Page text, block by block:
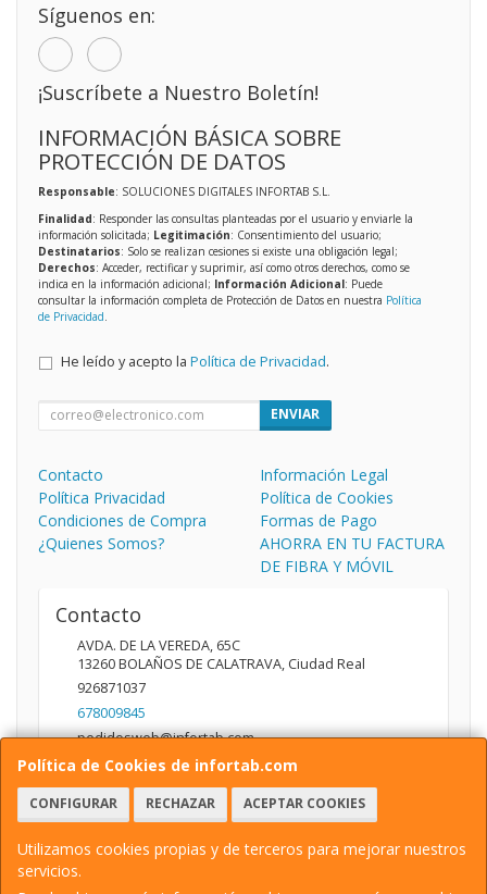
Política de Cookies de infortab.com
CONFIGURAR RECHAZAR ACEPTAR COOKIES
Utilizamos cookies propias y de terceros para mejorar nuestros
servicios.
Síguenos en:
¡Suscríbete a Nuestro Boletín!
INFORMACIÓN BÁSICA SOBRE
PROTECCIÓN DE DATOS
Responsable: SOLUCIONES DIGITALES INFORTAB S.L.
Finalidad: Responder las consultas planteadas por el usuario y enviarle la
información solicitada; Legitimación: Consentimiento del usuario;
Destinatarios: Solo se realizan cesiones si existe una obligación legal;
Derechos: Acceder, rectificar y suprimir, así como otros derechos, como se
indica en la información adicional; Información Adicional: Puede
consultar la información completa de Protección de Datos en nuestra Política
de Privacidad
He leído y acepto la Política de Privacidad.
ENVIAR
Contacto
Información Legal
Política Privacidad
Política de Cookies
Condiciones de Compra
Formas de Pago
¿Quienes Somos?
AHORRA EN TU FACTURA
DE FIBRA Y MÓVIL
Contacto
AVDA. DE LA VEREDA, 65C
13260BOLAÑOS DE CALATRAVA, Ciudad Real
926871037
678009845
pedidosweb@infortab.com
Horario
10:00 A 14:00 17:00 A 20:30